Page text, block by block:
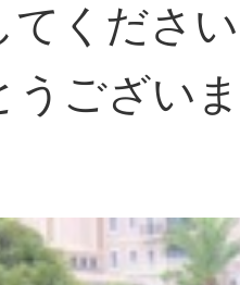
てくださ
うござい